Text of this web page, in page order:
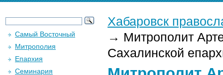
Хабаровск
→ Митрополит
Сахалинской
Самый Восточный
Митрополия
Епархия
Семинария